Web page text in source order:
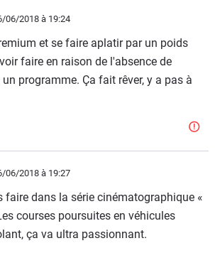
06/2018 à 19:24
et se faire aplatir par un poids
faire en raison de l'absence de
programme. Ça fait rêver, y a pas à
06/2018 à 19:27
faire dans la série cinématographique «
courses poursuites en véhicules
ça va ultra passionnant.